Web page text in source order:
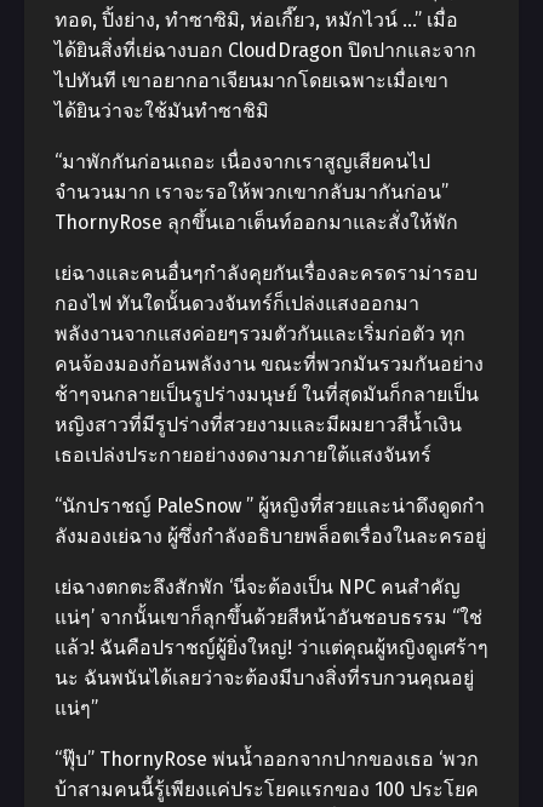
ทอด, ปิ้งย่าง, ทำซาซิมิ, ห่อเกี๊ยว, หมักไวน์ …” เมื่อ
ได้ยินสิ่งที่เย่ฉางบอก CloudDragon ปิดปากและจาก
ไปทันที เขาอยากอาเจียนมากโดยเฉพาะเมื่อเขา
ได้ยินว่าจะใช้มันทำซาชิมิ
“มาพักกันก่อนเถอะ เนื่องจากเราสูญเสียคนไป
จำนวนมาก เราจะรอให้พวกเขากลับมากันก่อน”
ThornyRose ลุกขึ้นเอาเต็นท์ออกมาและสั่งให้พัก
เย่ฉางและคนอื่นๆกำลังคุยกันเรื่องละครดราม่ารอบ
กองไฟ ทันใดนั้นดวงจันทร์ก็เปล่งแสงออกมา
พลังงานจากแสงค่อยๆรวมตัวกันและเริ่มก่อตัว ทุก
คนจ้องมองก้อนพลังงาน ขณะที่พวกมันรวมกันอย่าง
ช้าๆจนกลายเป็นรูปร่างมนุษย์ ในที่สุดมันก็กลายเป็น
หญิงสาวที่มีรูปร่างที่สวยงามและมีผมยาวสีน้ำเงิน
เธอเปล่งประกายอย่างงดงามภายใต้แสงจันทร์
“นักปราชญ์ PaleSnow ” ผู้หญิงที่สวยและน่าดึงดูดกำ
ลังมองเย่ฉาง ผู้ซึ่งกำลังอธิบายพล็อตเรื่องในละครอยู่
เย่ฉางตกตะลึงสักพัก ‘นี่จะต้องเป็น NPC คนสำคัญ
แน่ๆ’ จากนั้นเขาก็ลุกขึ้นด้วยสีหน้าอันชอบธรรม “ใช่
แล้ว! ฉันคือปราชญ์ผู้ยิ่งใหญ่! ว่าแต่คุณผู้หญิงดูเศร้าๆ
นะ ฉันพนันได้เลยว่าจะต้องมีบางสิ่งที่รบกวนคุณอยู่
แน่ๆ”
“ฟุ๊บ” ThornyRose พ่นน้ำออกจากปากของเธอ ‘พวก
บ้าสามคนนี้รู้เพียงแค่ประโยคแรกของ 100 ประโยค